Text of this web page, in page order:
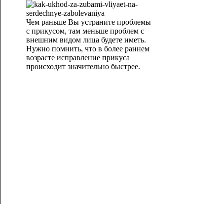
Чем раньше Вы устраните проблемы
с прикусом, там меньше проблем с
внешним видом лица будете иметь.
Нужно помнить, что в более раннем
возрасте исправление прикуса
происходит значительно быстрее.